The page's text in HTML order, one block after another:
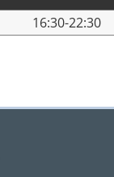
16:30-22:30